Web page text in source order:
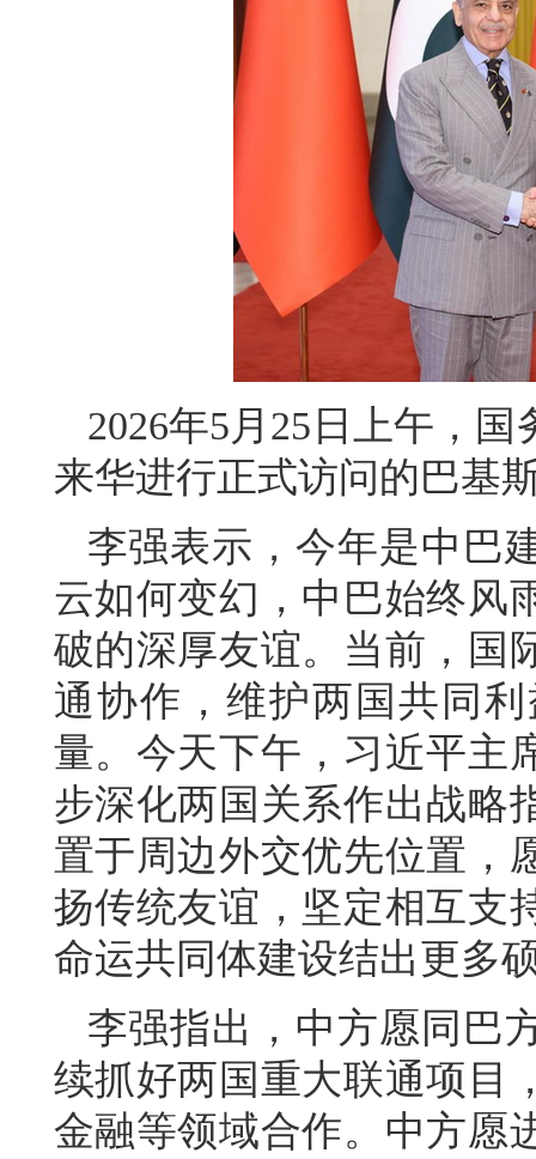
2026年5月25日上午，
来华进行正式访问的巴基
李强表示，今年是中巴
云如何变幻，中巴始终风
破的深厚友谊。当前，国
通协作，维护两国共同
量。今天下午，习近平主
步深化两国关系作出战略
置于周边外交优先位置，
扬传统友谊，坚定相互支
命运共同体建设结出更多
李强指出，中方愿同巴
续抓好两国重大联通项目
金融等领域合作。中方愿